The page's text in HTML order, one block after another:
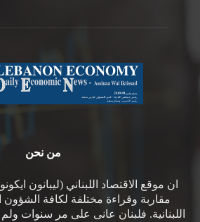
من نحن
ان موقع الاقتصاد اللبناني (ليبانون
مقاربة وقراءة مختلفة لكافة الشؤون
اللبنانية. فلبنان عانى على مر سنوات